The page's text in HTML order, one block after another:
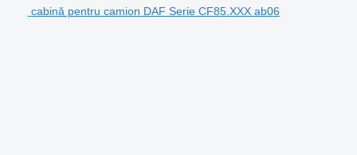
cabină pentru camion DAF Serie CF85.XXX ab06